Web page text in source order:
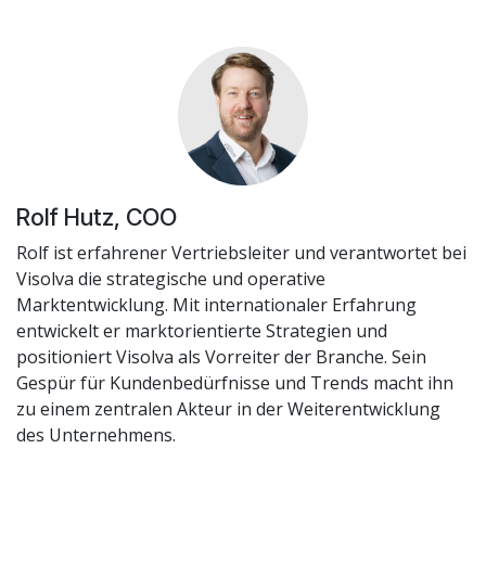
Rolf Hutz, COO
Rolf ist erfahrener Vertriebsleiter und verantwortet bei
Visolva die strategische und operative
Marktentwicklung. Mit internationaler Erfahrung
entwickelt er marktorientierte Strategien und
positioniert Visolva als Vorreiter der Branche. Sein
Gespür für Kundenbedürfnisse und Trends macht ihn
zu einem zentralen Akteur in der Weiterentwicklung
des Unternehmens.